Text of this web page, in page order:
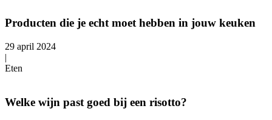
Producten die je echt moet hebben in jouw keuken
29 april 2024
|
Eten
Welke wijn past goed bij een risotto?